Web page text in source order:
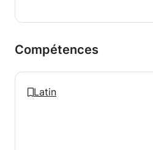
Compétences
Latin